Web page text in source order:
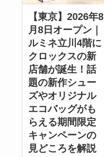
【東京】2026年8
月8日オープン｜
ルミネ立川4階に
クロックスの新
店舗が誕生！話
題の新作シュー
ズやオリジナル
エコバッグがも
らえる期間限定
キャンペーンの
見どころを解説